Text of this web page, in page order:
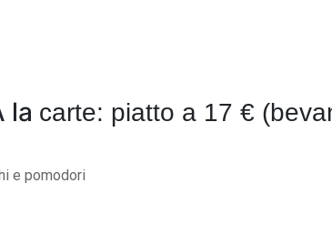
la carte: piatto a 17 €
e pomodori